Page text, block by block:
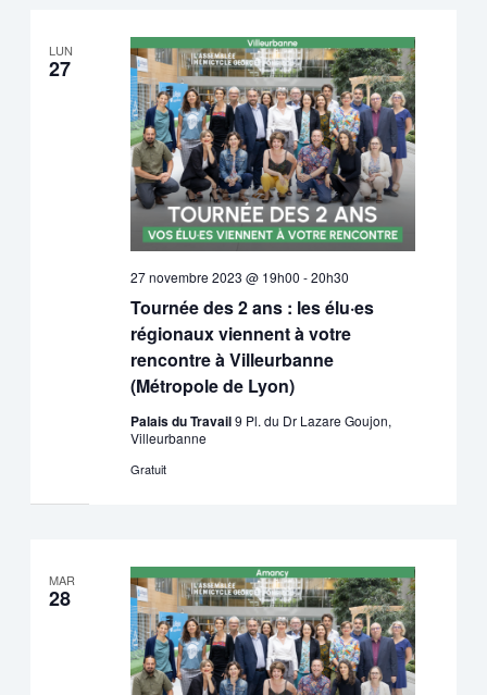
LUN
27
Tournée des 2 ans : les élu·es
régionaux viennent à votre
rencontre à Villeurbanne
(Métropole de Lyon)
27 novembre 2023 @ 19h00 -20h30
Palais du Travail9 Pl. du Dr Lazare Goujon,
Villeurbanne
Gratuit
MAR
28